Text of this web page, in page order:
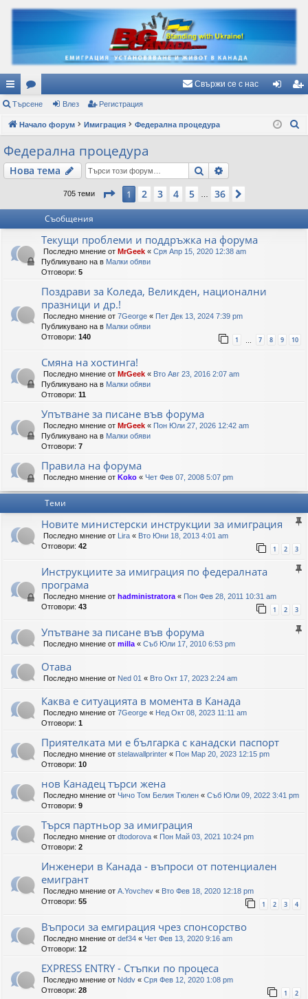
ъ
рз
и
вр
ки
ор
ум
Свържи се с нас
з ис
Търсене Влез Регистрация
Начало форум Имиграция Федерална процедура
Федерална процедура
Нова тема Търсене
705 теми Страница от 36
1 2 3 4 5 36
Съобщения
Текущи проблеми и поддръжка на форума
Последно мнение от MrGeek « Сря Апр 15, 2020 12:38 am
Публикувано на в Малки обяви
Отговори: 5
Поздрави за Коледа, Великден, национални
празници и др.!
Последно мнение от 7George « Пет Дек 13, 2024 7:39 pm
Публикувано на в Малки обяви
Отговори: 140 1 7 8 9 10
Смяна на хостинга!
Последно мнение от MrGeek « Вто Авг 23, 2016 2:07 am
Публикувано на в Малки обяви
Отговори: 11
Упътване за писане във форума
Последно мнение от MrGeek « Пон Юли 27, 2026 12:42 am
Публикувано на в Малки обяви
Отговори: 7
Правила на форума
Последно мнение от Koko « Чет Фев 07, 2008 5:07 pm
Теми
Hовите министерски инструкции за имиграция
Последно мнение от Lira « Вто Юни 18, 2013 4:01 am
Отговори: 42 1 2 3
Инструкциите за имиграция по федералната
програма
Последно мнение от hadministratora « Пон Фев 28, 2011 10:31 am
Отговори: 43 1 2 3
Упътване за писане във форума
Последно мнение от milla « Съб Юли 17, 2010 6:53 pm
Отава
Последно мнение от Ned 01 « Вто Окт 17, 2023 2:24 am
Каква е ситуацията в момента в Канада
Последно мнение от 7George « Нед Окт 08, 2023 11:11 am
Отговори: 1
Приятелката ми е българка с канадски паспорт
Последно мнение от stelawallprinter « Пон Мар 20, 2023 12:15 pm
Отговори: 10
нов Канадец търси жена
Последно мнение от Чичо Том Белия Тюлен « Съб Юли 09, 2022 3:41 pm
Отговори: 9
Търся партньор за имиграция
Последно мнение от dtodorova « Пон Май 03, 2021 10:24 pm
Отговори: 2
Инженери в Канада - въпроси от потенциален
емигрант
Последно мнение от A.Yovchev « Вто Фев 18, 2020 12:18 pm
Отговори: 55 1 2 3 4
Въпроси за емгирация чрез спонсорство
Последно мнение от def34 « Чет Фев 13, 2020 9:16 am
Отговори: 12
EXPRESS ENTRY - Стъпки по процеса
Последно мнение от Nddv « Сря Фев 12, 2020 1:08 pm
Отговори: 28 1 2